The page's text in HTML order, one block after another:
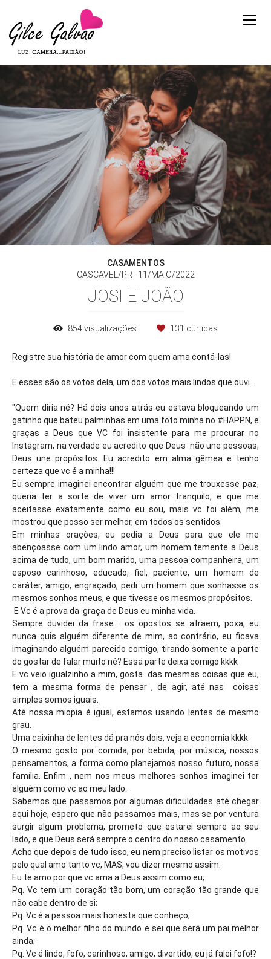
CASAMENTOS
CASCAVEL/PR
11/MAIO/2022
JOSI E JOÃO
854visualizações 131 curtidas
Registre sua história de amor com quem ama contá-las!
E esses são os votos dela, um dos votos mais lindos que ouvi...
"Quem diria né? Há dois anos atrás eu estava bloqueando um
gatinho que bateu palminhas em uma foto minha no #HAPPN, e
graças a Deus que VC foi insistente para me procurar no
Instagram, na verdade eu acredito que Deus não une pessoas,
Deus une propósitos. Eu acredito em alma gêmea e tenho
certeza que vc é a minha!!!
Eu sempre imaginei encontrar alguém que me trouxesse paz,
queria ter a sorte de viver um amor tranquilo, e que me
aceitasse exatamente como eu sou, mais vc foi além, me
mostrou que posso ser melhor, em todos os sentidos.
Em minhas orações, eu pedia a Deus para que ele me
abençoasse com um lindo amor, um homem temente a Deus
acima de tudo, um bom marido, uma pessoa companheira, um
esposo carinhoso, educado, fiel, paciente, um homem de
caráter, amigo, engraçado, pedi um homem que sonhasse os
mesmos sonhos meus, e que tivesse os mesmos propósitos.
E Vc é a prova da graça de Deus eu minha vida.
Sempre duvidei da frase : os opostos se atraem, poxa, eu
nunca quis alguém diferente de mim, ao contrário, eu ficava
imaginando alguém parecido comigo, tirando somente a parte
do gostar de falar muito né? Essa parte deixa comigo kkkk
E vc veio igualzinho a mim, gosta das mesmas coisas que eu,
tem a mesma forma de pensar , de agir, até nas coisas
simples somos iguais.
Até nossa miopia é igual, estamos usando lentes de mesmo
grau.
Uma caixinha de lentes dá pra nós dois, veja a economia kkkk
O mesmo gosto por comida, por bebida, por música, nossos
pensamentos, a forma como planejamos nosso futuro, nossa
família. Enfim , nem nos meus melhores sonhos imaginei ter
alguém como vc ao meu lado.
Sabemos que passamos por algumas dificuldades até chegar
aqui hoje, espero que não passamos mais, mas se por ventura
surgir algum problema, prometo que estarei sempre ao seu
lado, e que Deus será sempre o centro do nosso casamento.
Acho que depois de tudo isso, eu nem preciso listar os motivos
pelo qual amo tanto vc, MAS, vou dizer mesmo assim:
Eu te amo por que vc ama a Deus assim como eu;
Pq. Vc tem um coração tão bom, um coração tão grande que
não cabe dentro de si;
Pq. Vc é a pessoa mais honesta que conheço;
Pq. Vc é o melhor filho do mundo e sei que será um pai melhor
ainda;
Pq. Vc é lindo, fofo, carinhoso, amigo, divertido, eu já falei fofo!?